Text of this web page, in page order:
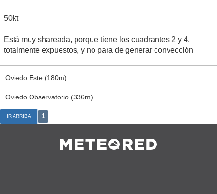
50kt
Está muy shareada, porque tiene los cuadrantes 2 y 4,
totalmente expuestos, y no para de generar convección
Oviedo Este (180m)
Oviedo Observatorio (336m)
IR ARRIBA 1